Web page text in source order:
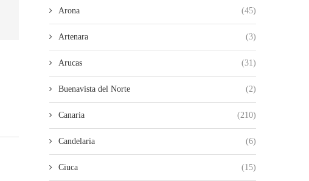
MENORES DE...
RESTOS HUMANOS EN
Arona (45)
Artenara (3)
Arucas (31)
Buenavista del Norte (2)
Canaria (210)
Candelaria (6)
Ciuca (15)